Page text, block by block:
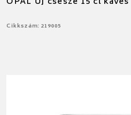
Cikkszám: 219005